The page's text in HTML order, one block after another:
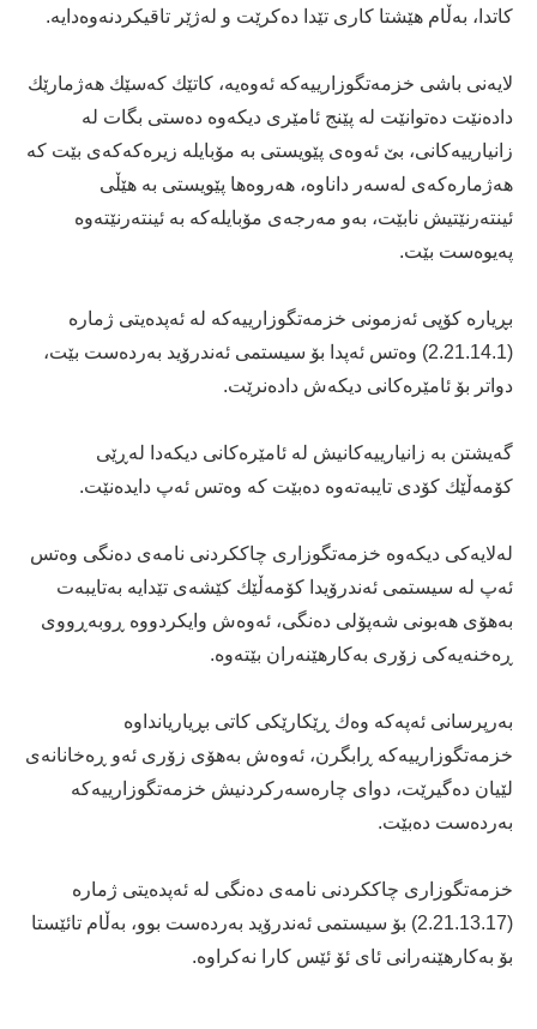
كاتدا، بەڵام هێشتا كاری تێدا دەكرێت و لەژێر تاقیكردنەوەدایە.
لایەنی باشی خزمەتگوزارییەكە ئەوەیە، كاتێك كەسێك هەژمارێك
دادەنێت دەتوانێت لە پێنج ئامێری دیكەوە دەستی بگات لە
زانیارییەكانی، بێ ئەوەی پێویستی بە مۆبایلە زیرەكەكەی بێت كە
هەژمارەكەی لەسەر داناوە، هەروەها پێویستی بە هێڵی
ئینتەرنێتیش نابێت، بەو مەرجەی مۆبایلەكە بە ئینتەرنێتەوە
پەیوەست بێت.
بڕیارە كۆپی ئەزمونی خزمەتگوزارییەكە لە ئەپدەیتی ژمارە
(2.21.14.1) وەتس ئەپدا بۆ سیستمی ئەندرۆید بەردەست بێت،
دواتر بۆ ئامێرەكانی دیكەش دادەنرێت.
گەیشتن بە زانیارییەكانیش لە ئامێرەكانی دیكەدا لەڕێی
كۆمەڵێك كۆدی تایبەتەوە دەبێت كە وەتس ئەپ دایدەنێت.
لەلایەكی دیكەوە خزمەتگوزاری چاككردنی نامەی دەنگی وەتس
ئەپ لە سیستمی ئەندرۆیدا كۆمەڵێك كێشەی تێدایە بەتایبەت
بەهۆی هەبونی شەپۆلی دەنگی، ئەوەش وایكردووە ڕوبەڕووی
ڕەخنەیەكی زۆری بەكارهێنەران بێتەوە.
بەرپرسانی ئەپەكە وەك ڕێكارێكی كاتی بڕیاریانداوە
خزمەتگوزارییەكە ڕابگرن، ئەوەش بەهۆی زۆری ئەو ڕەخانانەی
لێیان دەگیرێت، دوای چارەسەركردنیش خزمەتگوزارییەكە
بەردەست دەبێت.
خزمەتگوزاری چاككردنی نامەی دەنگی لە ئەپدەیتی ژمارە
(2.21.13.17) بۆ سیستمی ئەندرۆید بەردەست بوو، بەڵام تائێستا
بۆ بەكارهێنەرانی ئای ئۆ ئێس كارا نەكراوە.